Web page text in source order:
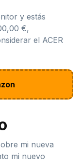
y estás
€,
el ACER
mi nueva
mi nuevo